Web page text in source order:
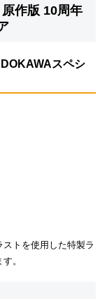
作版 10周年
スペシ
トを使用した特製ラ
。